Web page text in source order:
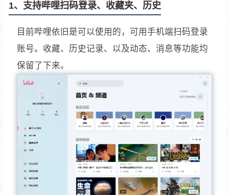
1、支持哔哩扫码登录、收藏夹、历史
目前哔哩依旧是可以使用的，可用手机端扫码登录
账号。收藏、历史记录、以及动态、消息等功能均
保留了下来。